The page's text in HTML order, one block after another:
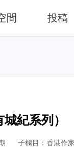
間 投稿
紀系列）
子欄目：香港作